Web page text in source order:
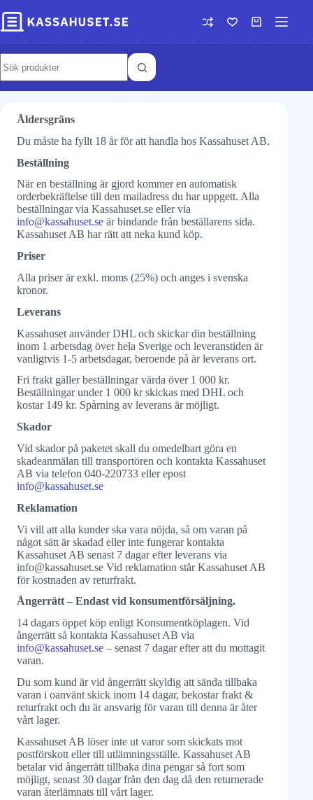
Åldersgräns
Du måste ha fyllt 18 år för att handla hos Kassahuset AB.
Beställning
När en beställning är gjord kommer en automatisk
orderbekräftelse till den mailadress du har uppgett. Alla
beställningar via Kassahuset.se eller via
info@kassahuset.se är bindande från beställarens sida.
Kassahuset AB har rätt att neka kund köp.
Priser
Alla priser är exkl. moms (25%) och anges i svenska
kronor.
Leverans
Kassahuset använder DHL och skickar din beställning
inom 1 arbetsdag över hela Sverige och leveranstiden är
vanligtvis 1-5 arbetsdagar, beroende på är leverans ort.
Fri frakt gäller beställningar värda över 1 000 kr.
Beställningar under 1 000 kr skickas med DHL och
kostar 149 kr. Spårning av leverans är möjligt.
Skador
Vid skador på paketet skall du omedelbart göra en
skadeanmälan till transportören och kontakta Kassahuset
AB via telefon 040-220733 eller epost
info@kassahuset.se
Reklamation
Vi vill att alla kunder ska vara nöjda, så om varan på
något sätt är skadad eller inte fungerar kontakta
Kassahuset AB senast 7 dagar efter leverans via
info@kassahuset.se Vid reklamation står Kassahuset AB
för kostnaden av returfrakt.
Ångerrätt – Endast vid konsumentförsäljning.
14 dagars öppet köp enligt Konsumentköplagen. Vid
ångerrätt så kontakta Kassahuset AB via
info@kassahuset.se – senast 7 dagar efter att du mottagit
varan.
Du som kund är vid ångerrätt skyldig att sända tillbaka
varan i oanvänt skick inom 14 dagar, bekostar frakt &
returfrakt och du är ansvarig för varan till denna är åter
vårt lager.
Kassahuset AB löser inte ut varor som skickats mot
postförskott eller till utlämningsställe. Kassahuset AB
betalar vid ångerrätt tillbaka dina pengar så fort som
möjligt, senast 30 dagar från den dag då den returnerade
varan återlämnats till vårt lager.